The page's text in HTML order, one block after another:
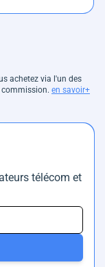
achetez via l'un des
commission. en savoir+
télécom et